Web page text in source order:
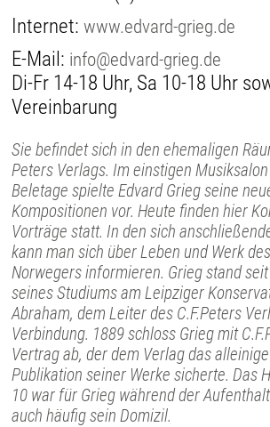
Internet:www.edvard-grieg.de
E-Mail: info@edvard-grieg.de
Di-Fr 14-18 Uhr, Sa 10-18 Uhr
Vereinbarung
Sie befindet sich in den ehemaligen
Peters Verlags. Im einstigen
Beletage spielte Edvard Grieg seine
Kompositionen vor. Heute finden hier
Vorträge statt. In den sich
kann man sich über Leben und Werk
Norwegers informieren. Grieg stand
seines Studiums am Leipziger
Abraham, dem Leiter des C.F.Peters
Verbindung. 1889 schloss Grieg mit
Vertrag ab, der dem Verlag das
Publikation seiner Werke sicherte. Das
10 war für Grieg während der
auch häufig sein Domizil.